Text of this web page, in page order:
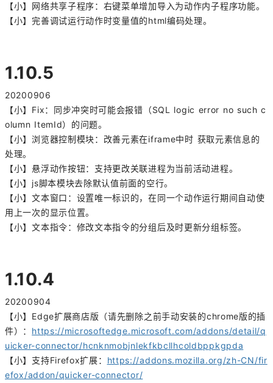
【小】网络共享子程序：右键菜单增加导入为动作内子程序功能。
【小】完善调试运行动作时变量值的html编码处理。
1.10.5
20200906
【小】Fix：同步冲突时可能会报错（SQL logic error no such c
olumn ItemId）的问题。
【小】浏览器控制模块：改善元素在iframe中时 获取元素信息的
处理。
【小】悬浮动作按钮：支持更改关联进程为当前活动进程。
【小】js脚本模块去除默认值前面的空行。
【小】文本窗口：设置唯一标识的，在同一个动作运行期间自动使
用上一次的显示位置。
【小】文本指令：修改文本指令的分组后及时更新分组标签。
1.10.4
20200904
【小】Edge扩展商店版（请先删除之前手动安装的chrome版的插
件）： https://microsoftedge.microsoft.com/addons/detail/q
uicker-connector/hcnknmobjnlekfkbcllhcoldbppkgpda
【小】支持Firefox扩展： https://addons.mozilla.org/zh-CN/fir
efox/addon/quicker-connector/